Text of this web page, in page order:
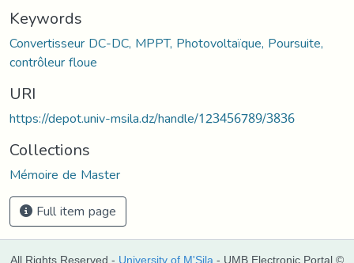
Keywords
Convertisseur DC-DC, MPPT, Photovoltaïque, Poursuite,
contrôleur floue
URI
https://depot.univ-msila.dz/handle/123456789/3836
Collections
Mémoire de Master
Full item page
All Rights Reserved - University of M'Sila - UMB Electronic Portal ©